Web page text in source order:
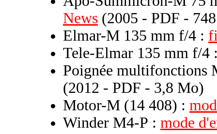
News (2005 - PDF -
Elmar-M 135 mm f/4 :
Tele-Elmar 135 mm f/4
Poignée multifonctions
(2012 - PDF - 3,8 Mo)
Motor-M (14 408) :
Winder M4-P : mode